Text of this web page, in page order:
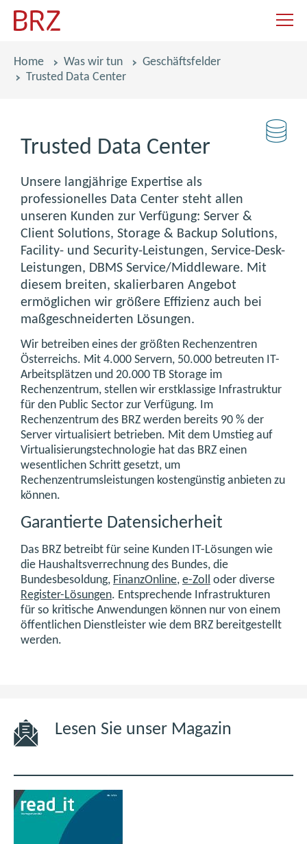
Pfadnavigation
Home Was wir tun
Geschäftsfelder
Trusted Data Center
Trusted Data Center
Unsere langjährige Expertise als
professionelles Data Center steht allen
unseren Kunden zur Verfügung: Server &
Client Solutions, Storage & Backup Solutions,
Facility- und Security-Leistungen, Service-Desk-
Leistungen, DBMS Service/Middleware. Mit
diesem breiten, skalierbaren Angebot
ermöglichen wir größere Effizienz auch bei
maßgeschneiderten Lösungen.
Wir betreiben eines der größten Rechenzentren
Österreichs. Mit 4.000 Servern, 50.000 betreuten IT-
Arbeitsplätzen und 20.000 TB Storage im
Rechenzentrum, stellen wir erstklassige Infrastruktur
für den Public Sector zur Verfügung. Im
Rechenzentrum des BRZ werden bereits 90 % der
Server virtualisiert betrieben. Mit dem Umstieg auf
Virtualisierungstechnologie hat das BRZ einen
wesentlichen Schritt gesetzt, um
Rechenzentrumsleistungen kostengünstig anbieten zu
können.
Garantierte Datensicherheit
Das BRZ betreibt für seine Kunden IT-Lösungen wie
die Haushaltsverrechnung des Bundes, die
Bundesbesoldung, FinanzOnline, e-Zoll oder diverse
Register-Lösungen. Entsprechende Infrastrukturen
für so kritische Anwendungen können nur von einem
öffentlichen Dienstleister wie dem BRZ bereitgestellt
werden.
Lesen Sie unser Magazin